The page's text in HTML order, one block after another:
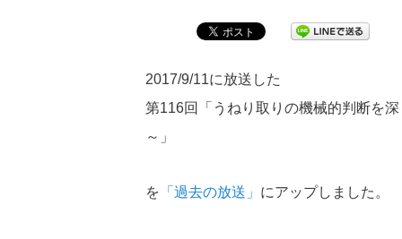
2017/9/11に放送した
第116回「うねり取りの機械的判断を
～」
を 「過去の放送」 にアップしました。